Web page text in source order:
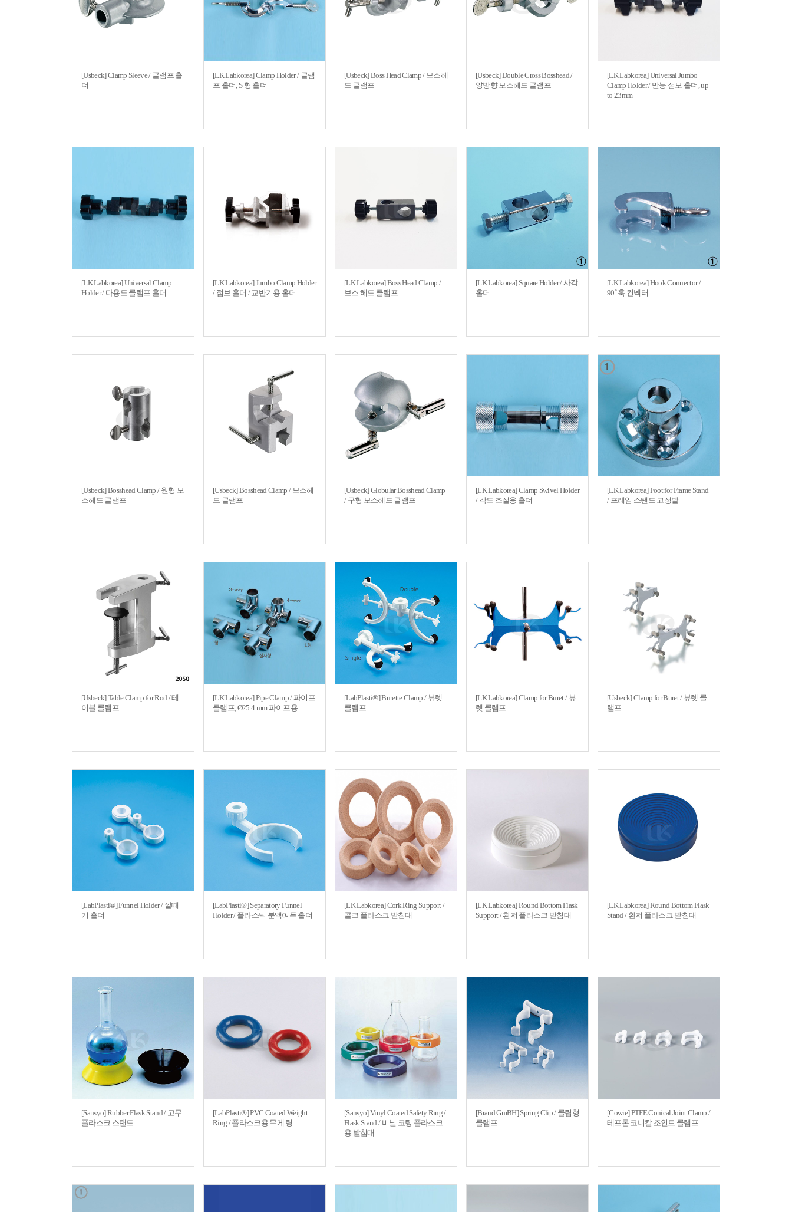
[Usbeck] Clamp Sleeve / 클램프 홀
더
[LK Labkorea] Clamp Holder / 클램
프 홀더, S 형 홀더
[Usbeck] Boss Head Clamp / 보스헤
드 클램프
[Usbeck] Double Cross Bosshead /
양방향 보스헤드 클램프
[LK Labkorea] Universal Jumbo
Clamp Holder / 만능 점보 홀더, up
to 23mm
[LK Labkorea] Universal Clamp
Holder / 다용도 클램프 홀더
[LK Labkorea] Jumbo Clamp Holder
/ 점보 홀더 / 교반기용 홀더
[LK Labkorea] Boss Head Clamp /
보스 헤드 클램프
[LK Labkorea] Square Holder / 사각
홀더
[LK Labkorea] Hook Connector /
90˚ 훅 컨넥터
[Usbeck] Bosshead Clamp / 원형 보
스헤드 클램프
[Usbeck] Bosshead Clamp / 보스헤
드 클램프
[Usbeck] Globular Bosshead Clamp
/ 구형 보스헤드 클램프
[LK Labkorea] Clamp Swivel Holder
/ 각도 조절용 홀더
[LK Labkorea] Foot for Frame Stand
/ 프레임 스탠드 고정발
[Usbeck] Table Clamp for Rod / 테
이블 클램프
[LK Labkorea] Pipe Clamp / 파이프
클램프, Ø25.4 mm 파이프용
[LabPlasti®] Burette Clamp / 뷰렛
클램프
[LK Labkorea] Clamp for Buret / 뷰
렛 클램프
[Usbeck] Clamp for Buret / 뷰렛 클
램프
[LabPlasti®] Funnel Holder / 깔때
기 홀더
[LabPlasti®] Separatory Funnel
Holder / 플라스틱 분액여두 홀더
[LK Labkorea] Cork Ring Support /
콜크 플라스크 받침대
[LK Labkorea] Round Bottom Flask
Support / 환저 플라스크 받침대
[LK Labkorea] Round Bottom Flask
Stand / 환저 플라스크 받침대
[Sansyo] Rubber Flask Stand / 고무
플라스크 스탠드
[LabPlasti®] PVC Coated Weight
Ring / 플라스크용 무게 링
[Sansyo] Vinyl Coated Safety Ring /
Flask Stand / 비닐 코팅 플라스크
용 받침대
[Brand GmBH] Spring Clip / 클립형
클램프
[Cowie] PTFE Conical Joint Clamp /
테프론 코니칼 조인트 클램프